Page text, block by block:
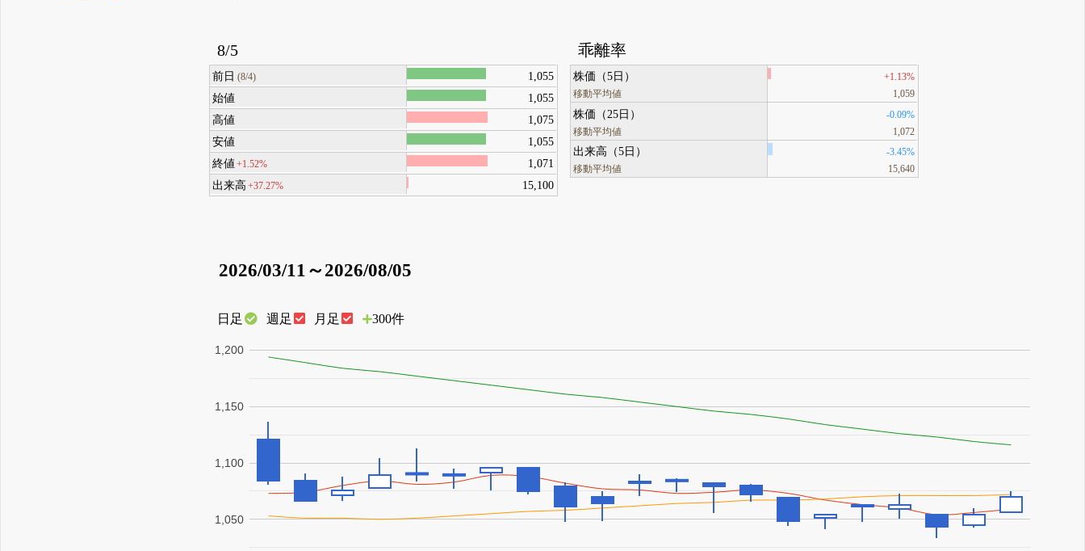
8/5
前日 (8/4)
1,055
始値
1,055
高値
1,075
安値
1,055
終値 +1.52%
1,071
出来高 +37.27% 15,100
乖離率
株価（5日）
移動平均値
+1.13%
1,059
株価（25日）
移動平均値
-0.09%
1,072
出来高（5日）
移動平均値
-3.45%
15,640
2026/03/11～2026/08/05
日足 週足 月足 300件
1,050
1,100
1,150
1,200